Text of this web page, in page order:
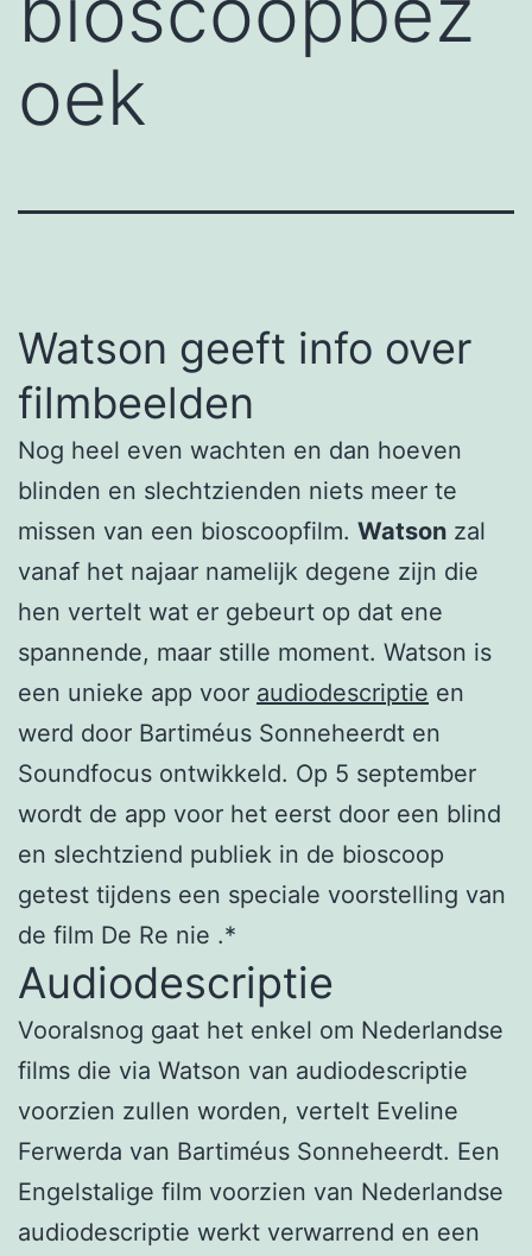
oek
Watson geeft info over
filmbeelden
Nog heel even wachten en dan hoeven
blinden en slechtzienden niets meer te
missen van een bioscoopfilm. Watson zal
vanaf het najaar namelijk degene zijn die
hen vertelt wat er gebeurt op dat ene
spannende, maar stille moment. Watson is
een unieke app voor audiodescriptie en
werd door Bartiméus Sonneheerdt en
Soundfocus ontwikkeld. Op 5 september
wordt de app voor het eerst door een blind
en slechtziend publiek in de bioscoop
getest tijdens een speciale voorstelling van
de film De Re nie .*
Audiodescriptie
Vooralsnog gaat het enkel om Nederlandse
films die via Watson van audiodescriptie
voorzien zullen worden, vertelt Eveline
Ferwerda van Bartiméus Sonneheerdt. Een
Engelstalige film voorzien van Nederlandse
audiodescriptie werkt verwarrend en een